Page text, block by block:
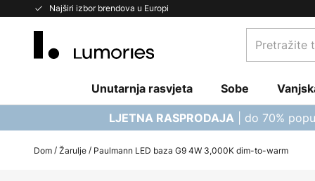
Najširi izbor brendova u Europi
Skip
Pretražite
trgovinu...
Unutarnja rasvjeta Sobe
LJETNA RASPRODAJA | do 70%
Dom Žarulje Paulmann LED baza G9 4W 3,000K dim-to-warm